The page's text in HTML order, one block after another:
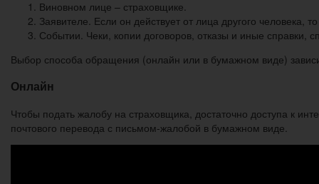
Виновном лице – страховщике.
Заявителе. Если он действует от лица другого человека,
Событии. Чеки, копии договоров, отказы и иные справки,
Выбор способа обращения (онлайн или в бумажном виде)
Онлайн
Чтобы подать жалобу на страховщика, достаточно доступа к
почтового перевода с письмом-жалобой в бумажном виде.